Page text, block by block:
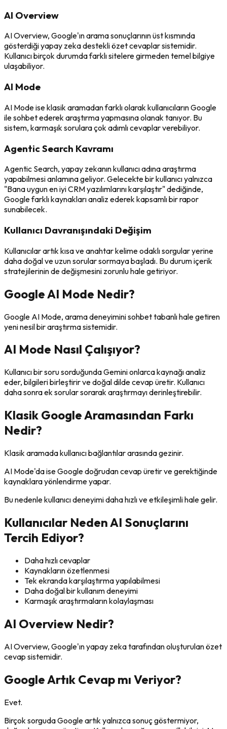
AI Overview
AI Overview, Google'ın arama sonuçlarının üst kısmında
gösterdiği yapay zeka destekli özet cevaplar sistemidir.
Kullanıcı birçok durumda farklı sitelere girmeden temel bilgiye
ulaşabiliyor.
AI Mode
AI Mode ise klasik aramadan farklı olarak kullanıcıların Google
ile sohbet ederek araştırma yapmasına olanak tanıyor. Bu
sistem, karmaşık sorulara çok adımlı cevaplar verebiliyor.
Agentic Search Kavramı
Agentic Search, yapay zekanın kullanıcı adına araştırma
yapabilmesi anlamına geliyor. Gelecekte bir kullanıcı yalnızca
"Bana uygun en iyi CRM yazılımlarını karşılaştır" dediğinde,
Google farklı kaynakları analiz ederek kapsamlı bir rapor
sunabilecek.
Kullanıcı Davranışındaki Değişim
Kullanıcılar artık kısa ve anahtar kelime odaklı sorgular yerine
daha doğal ve uzun sorular sormaya başladı. Bu durum içerik
stratejilerinin de değişmesini zorunlu hale getiriyor.
Google AI Mode Nedir?
Google AI Mode, arama deneyimini sohbet tabanlı hale getiren
yeni nesil bir araştırma sistemidir.
AI Mode Nasıl Çalışıyor?
Kullanıcı bir soru sorduğunda Gemini onlarca kaynağı analiz
eder, bilgileri birleştirir ve doğal dilde cevap üretir. Kullanıcı
daha sonra ek sorular sorarak araştırmayı derinleştirebilir.
Klasik Google Aramasından Farkı
Nedir?
Klasik aramada kullanıcı bağlantılar arasında gezinir.
AI Mode'da ise Google doğrudan cevap üretir ve gerektiğinde
kaynaklara yönlendirme yapar.
Bu nedenle kullanıcı deneyimi daha hızlı ve etkileşimli hale gelir.
Kullanıcılar Neden AI Sonuçlarını
Tercih Ediyor?
Daha hızlı cevaplar
Kaynakların özetlenmesi
Tek ekranda karşılaştırma yapılabilmesi
Daha doğal bir kullanım deneyimi
Karmaşık araştırmaların kolaylaşması
AI Overview Nedir?
AI Overview, Google'ın yapay zeka tarafından oluşturulan özet
cevap sistemidir.
Google Artık Cevap mı Veriyor?
Evet.
Birçok sorguda Google artık yalnızca sonuç göstermiyor,